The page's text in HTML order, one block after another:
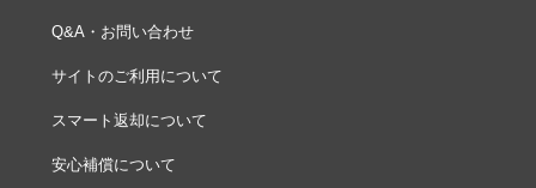
Q&A・お問い合わせ
サイトのご利用について
スマート返却について
安心補償について